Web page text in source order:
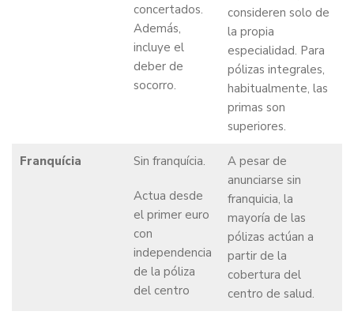
concertados.
Además,
incluye el
deber de
socorro.
consideren solo de
la propia
especialidad. Para
pólizas integrales,
habitualmente, las
primas son
superiores.
Franquícia Sin franquícia.
Actua desde
el primer euro
con
independencia
de la póliza
del centro
A pesar de
anunciarse sin
franquicia, la
mayoría de las
pólizas actúan a
partir de la
cobertura del
centro de salud.